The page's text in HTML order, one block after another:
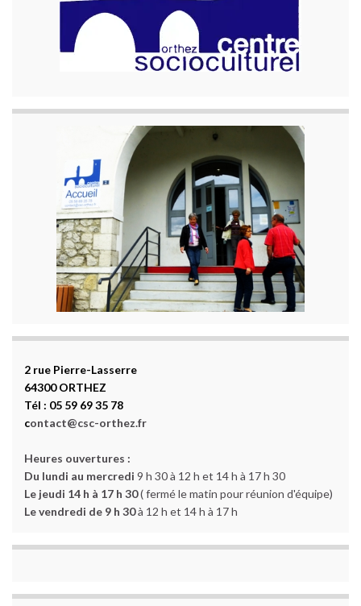
2 rue Pierre-Lasserre
64300 ORTHEZ
Tél : 05 59 69 35 78
contact@csc-orthez.fr
Heures ouvertures :
Du lundi au mercredi 9 h 30 à 12 h et 14 h à 17 h 30
Le jeudi 14 h à 17 h 30( fermé le matin pour réunion d'équipe)
Le vendredi de 9 h 30à 12 h et 14 h à 17 h